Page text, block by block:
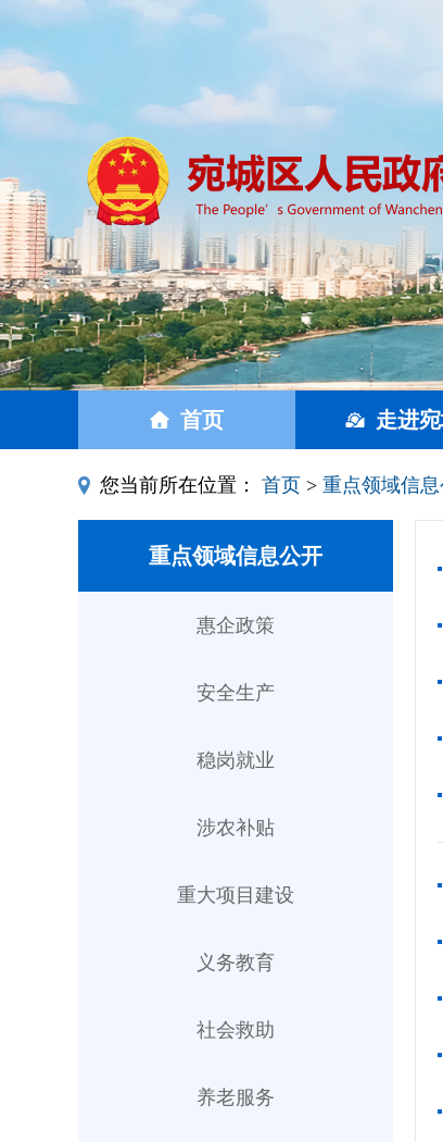
首页 走进
您当前所在位置： 首页 > 重点领域信
重点领域信息公开
惠企政策
安全生产
稳岗就业
涉农补贴
重大项目建设
义务教育
社会救助
养老服务